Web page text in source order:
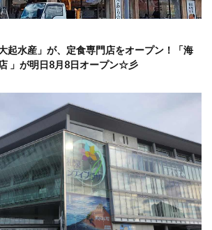
起水産」が、定食専門店をオープン！「海
」が明日8月8日オープン☆彡